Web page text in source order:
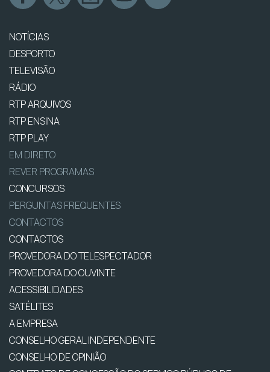
NOTÍCIAS
DESPORTO
TELEVISÃO
RÁDIO
RTP ARQUIVOS
RTP ENSINA
RTP PLAY
EM DIRETO
REVER PROGRAMAS
CONCURSOS
PERGUNTAS FREQUENTES
CONTACTOS
CONTACTOS
PROVEDORA DO TELESPECTADOR
PROVEDORA DO OUVINTE
ACESSIBILIDADES
SATÉLITES
A EMPRESA
CONSELHO GERAL INDEPENDENTE
CONSELHO DE OPINIÃO